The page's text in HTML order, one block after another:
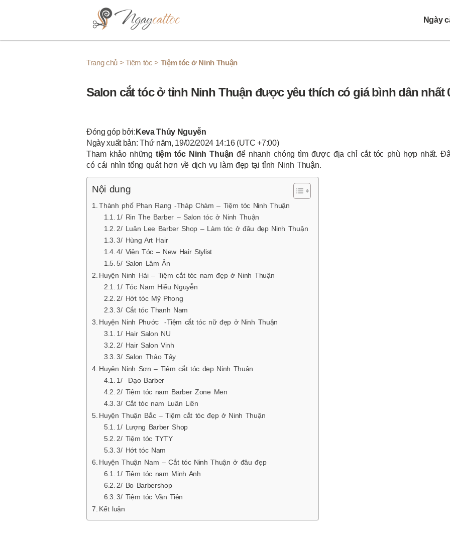
Ngày
Trang chủ >Tiệm tóc > Tiệm tóc ở Ninh Thuận
Salon cắt tóc ở tỉnh Ninh Thuận được yêu thích có giá bình dân nhất
Đóng góp bởi: Keva Thủy Nguyễn
Ngày xuất bản: Thứ năm, 19/02/2024 14:16 (UTC +7:00)
Tham khảo những tiệm tóc Ninh Thuận để nhanh chóng tìm được địa chỉ cắt tóc phù hợp nhất.
có cái nhìn tổng quát hơn về dịch vụ làm đẹp tại tỉnh Ninh Thuận.
Nội dung
Thành phố Phan Rang -Tháp Chàm – Tiệm tóc Ninh Thuận
1/ Rin The Barber – Salon tóc ở Ninh Thuận
2/ Luân Lee Barber Shop – Làm tóc ở đâu đẹp Ninh Thuận
3/ Hùng Art Hair
4/ Viện Tóc – New Hair Stylist
5/ Salon Lâm Ân
Huyện Ninh Hải – Tiệm cắt tóc nam đẹp ở Ninh Thuận
1/ Tóc Nam Hiếu Nguyễn
2/ Hớt tóc Mỹ Phong
3/ Cắt tóc Thanh Nam
Huyện Ninh Phước -Tiệm cắt tóc nữ đẹp ở Ninh Thuận
1/ Hair Salon NU
2/ Hair Salon Vinh
3/ Salon Thảo Tây
Huyện Ninh Sơn – Tiệm cắt tóc đẹp Ninh Thuận
1/ Đạo Barber
2/ Tiệm tóc nam Barber Zone Men
3/ Cắt tóc nam Luân Liên
Huyện Thuận Bắc – Tiệm cắt tóc đẹp ở Ninh Thuận
1/ Lượng Barber Shop
2/ Tiệm tóc TYTY
3/ Hớt tóc Nam
Huyện Thuận Nam – Cắt tóc Ninh Thuận ở đâu đẹp
1/ Tiệm tóc nam Minh Anh
2/ Bo Barbershop
3/ Tiệm tóc Văn Tiên
Kết luận